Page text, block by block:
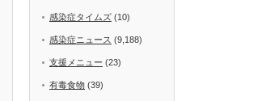
感染症タイムズ (10)
感染症ニュース (9,188)
支援メニュー (23)
有毒食物 (39)